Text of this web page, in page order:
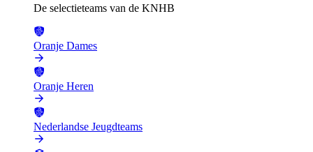
De selectieteams van de KNHB
Oranje Dames
Oranje Heren
Nederlandse Jeugdteams